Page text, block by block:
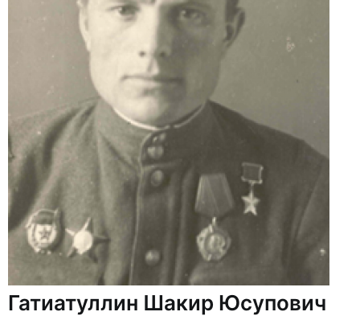
Гатиатуллин Шакир Юсупович